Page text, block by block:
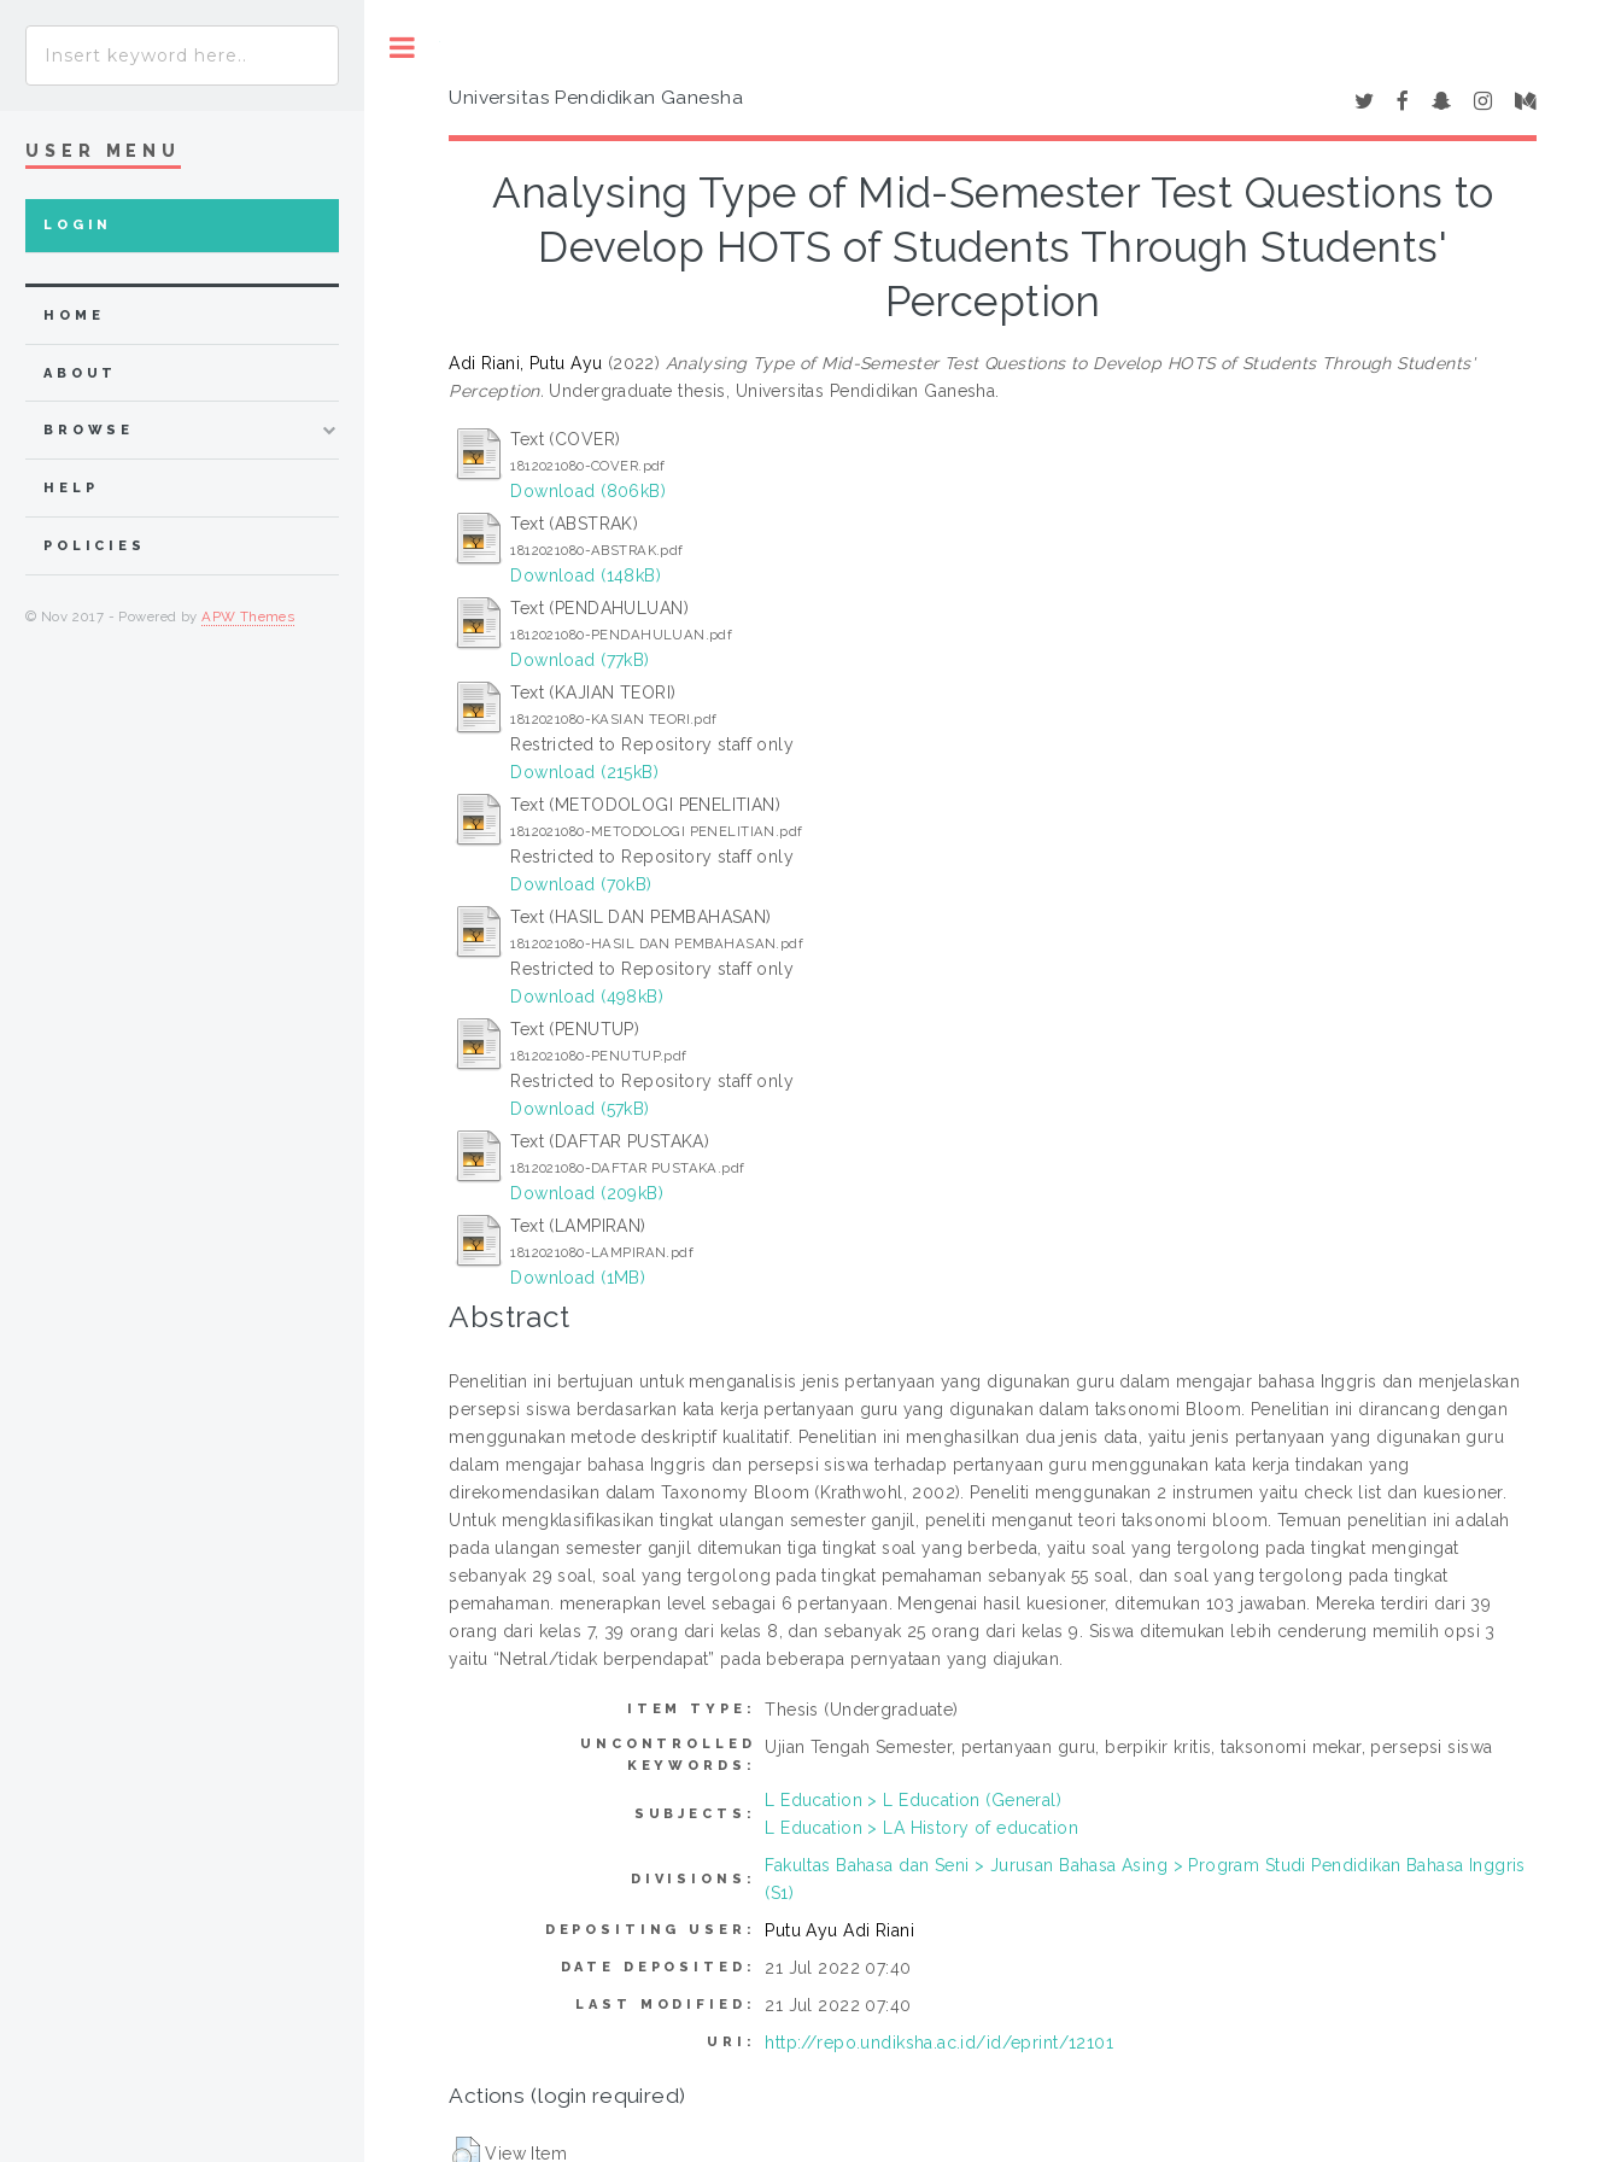
Universitas Pendidikan Ganesha
Analysing Type of Mid-Semester Test Questions to
Develop HOTS of Students Through Students'
Perception
Adi Riani, Putu Ayu (2022) Analysing Type of Mid-Semester Test Questions to Develop HOTS of Students Through Students'
Perception. Undergraduate thesis, Universitas Pendidikan Ganesha.
Text (COVER)
1812021080-COVER.pdf
Download (806kB)
Text (ABSTRAK)
1812021080-ABSTRAK.pdf
Download (148kB)
Text (PENDAHULUAN)
1812021080-PENDAHULUAN.pdf
Download (77kB)
Text (KAJIAN TEORI)
1812021080-KASIAN TEORI.pdf
Restricted to Repository staff only
Download (215kB)
Text (METODOLOGI PENELITIAN)
1812021080-METODOLOGI PENELITIAN.pdf
Restricted to Repository staff only
Download (70kB)
Text (HASIL DAN PEMBAHASAN)
1812021080-HASIL DAN PEMBAHASAN.pdf
Restricted to Repository staff only
Download (498kB)
Text (PENUTUP)
1812021080-PENUTUP.pdf
Restricted to Repository staff only
Download (57kB)
Text (DAFTAR PUSTAKA)
1812021080-DAFTAR PUSTAKA.pdf
Download (209kB)
Text (LAMPIRAN)
1812021080-LAMPIRAN.pdf
Download (1MB)
Abstract
Penelitian ini bertujuan untuk menganalisis jenis pertanyaan yang digunakan guru dalam mengajar bahasa Inggris dan menjelaskan
persepsi siswa berdasarkan kata kerja pertanyaan guru yang digunakan dalam taksonomi Bloom. Penelitian ini dirancang dengan
menggunakan metode deskriptif kualitatif. Penelitian ini menghasilkan dua jenis data, yaitu jenis pertanyaan yang digunakan guru
dalam mengajar bahasa Inggris dan persepsi siswa terhadap pertanyaan guru menggunakan kata kerja tindakan yang
direkomendasikan dalam Taxonomy Bloom (Krathwohl, 2002). Peneliti menggunakan 2 instrumen yaitu check list dan kuesioner.
Untuk mengklasifikasikan tingkat ulangan semester ganjil, peneliti menganut teori taksonomi bloom. Temuan penelitian ini adalah
pada ulangan semester ganjil ditemukan tiga tingkat soal yang berbeda, yaitu soal yang tergolong pada tingkat mengingat
sebanyak 29 soal, soal yang tergolong pada tingkat pemahaman sebanyak 55 soal, dan soal yang tergolong pada tingkat
pemahaman. menerapkan level sebagai 6 pertanyaan. Mengenai hasil kuesioner, ditemukan 103 jawaban. Mereka terdiri dari 39
orang dari kelas 7, 39 orang dari kelas 8, dan sebanyak 25 orang dari kelas 9. Siswa ditemukan lebih cenderung memilih opsi 3
yaitu “Netral/tidak berpendapat” pada beberapa pernyataan yang diajukan.
ITEM TYPE: Thesis (Undergraduate)
UNCONTROLLED
KEYWORDS:
Ujian Tengah Semester, pertanyaan guru, berpikir kritis, taksonomi mekar, persepsi siswa
SUBJECTS:
L Education > L Education (General)
L Education > LA History of education
DIVISIONS:
Fakultas Bahasa dan Seni > Jurusan Bahasa Asing > Program Studi Pendidikan Bahasa Inggris
(S1)
DEPOSITING USER: Putu Ayu Adi Riani
DATE DEPOSITED: 21 Jul 2022 07:40
LAST MODIFIED: 21 Jul 2022 07:40
URI: http://repo.undiksha.ac.id/id/eprint/12101
Actions (login required)
View Item
USER MENU
LOGIN
HOME
ABOUT
BROWSE
HELP
POLICIES
© Nov 2017 - Powered byAPW Themes